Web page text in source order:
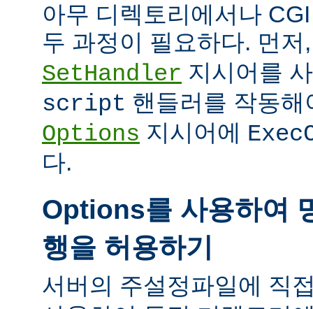
아무 디렉토리에서나
두 과정이 필요하다. 먼
SetHandler 지시어를
script 핸들러를 작동
Options 지시어에
다.
Options를 사용하여
행을 허용하기
서버의 주설정파일에 직